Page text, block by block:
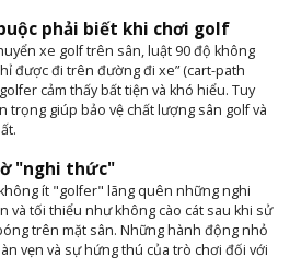
phải biết khi chơi golf
xe golf trên sân, luật 90 độ không
được đi trên đường đi xe” (cart-path
cảm thấy bất tiện và khó hiểu. Tuy
trọng giúp bảo vệ chất lượng sân golf và
"nghi thức"
ít "golfer" lãng quên những nghi
và tối thiểu như không cào cát sau khi sử
trên mặt sân. Những hành động nhỏ
vẹn và sự hứng thú của trò chơi đối với